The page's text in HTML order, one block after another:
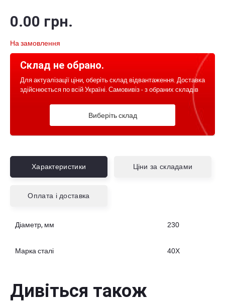
0.00 грн.
На замовлення
Склад не обрано.
Для актуалізації ціни, оберіть склад відвантаження. Доставка
здійснюється по всій Україні. Самовивіз - з обраних складів
Виберіть склад
Характеристики Ціни за складами
Оплата і доставка
Діаметр, мм 230
Марка сталі 40Х
Дивіться також